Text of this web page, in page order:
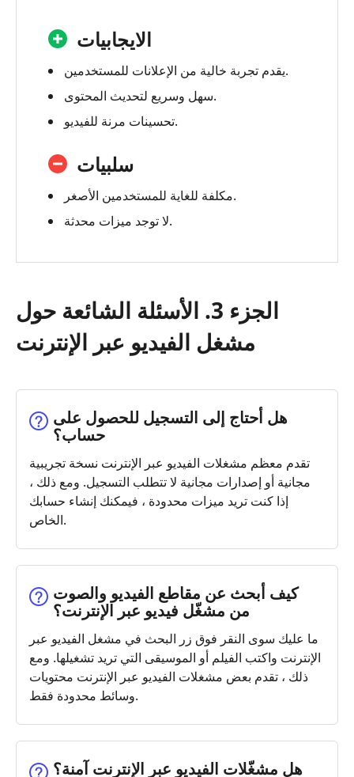
الايجابيات
يقدم تجربة خالية من الإعلانات للمستخدمين.
سهل وسريع لتحديث المحتوى.
تحسينات مرنة للفيديو.
سلبيات
مكلفة للغاية للمستخدمين الأصغر.
لا توجد ميزات محدثة.
الجزء 3. الأسئلة الشائعة حول
مشغل الفيديو عبر الإنترنت
هل أحتاج إلى التسجيل للحصول على
حساب؟
تقدم معظم مشغلات الفيديو عبر الإنترنت نسخة تجريبية
مجانية أو إصدارات مجانية لا تتطلب التسجيل. ومع ذلك ،
إذا كنت تريد ميزات محدودة ، فيمكنك إنشاء حسابك
الخاص.
كيف أبحث عن مقاطع الفيديو والصوت
من مشغّل فيديو عبر الإنترنت؟
ما عليك سوى النقر فوق زر البحث في مشغل الفيديو عبر
الإنترنت واكتب الفيلم أو الموسيقى التي تريد تشغيلها. ومع
ذلك ، تقدم بعض مشغلات الفيديو عبر الإنترنت محتويات
وسائط محدودة فقط.
هل مشغّلات الفيديو عبر الإنترنت آمنة؟